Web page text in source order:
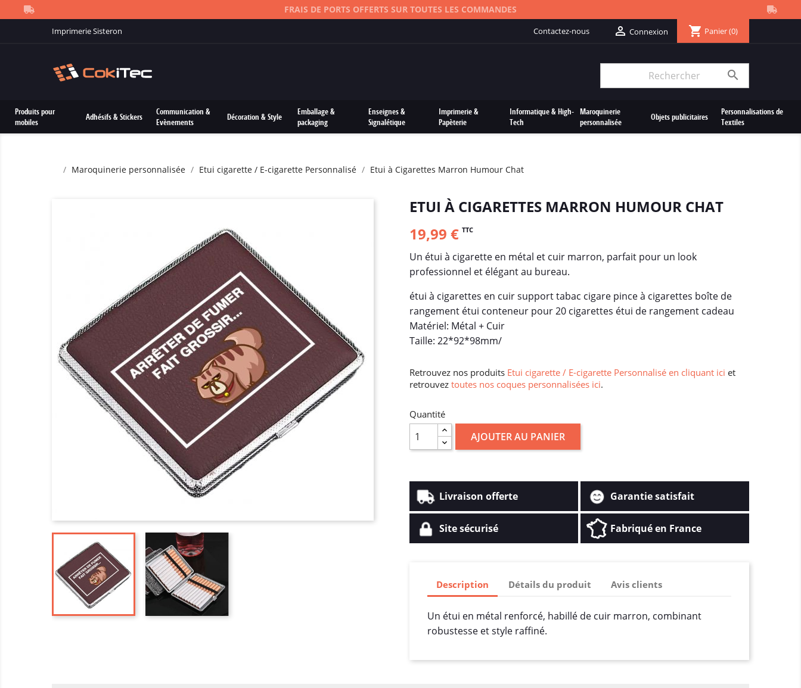
FRAIS DE PORTS OFFERTS SUR TOUTES LES COMMANDES
Imprimerie Sisteron Contactez-nous  Connexion shopping_cart Panier(0)

Produits pour
mobiles
Adhésifs & Stickers
Communication &
Evènements
Décoration & Style
Emballage &
packaging
Enseignes &
Signalétique
Imprimerie &
Papèterie
Informatique & High-
Tech
Maroquinerie
personnalisée
Objets publicitaires
Personnalisations de
Textiles
Maroquinerie personnalisée Etui cigarette / E-cigarette Personnalisé Etui à Cigarettes Marron Humour Chat
ETUI À CIGARETTES MARRON HUMOUR CHAT
19,99 € TTC
Un étui à cigarette en métal et cuir marron, parfait pour un look
professionnel et élégant au bureau.
étui à cigarettes en cuir support tabac cigare pince à cigarettes boîte de
rangement étui conteneur pour 20 cigarettes étui de rangement cadeau
Matériel: Métal + Cuir
Taille: 22*92*98mm/
Retrouvez nos produits Etui cigarette / E-cigarette Personnalisé en cliquant ici et
retrouvez toutes nos coques personnalisées ici.
Quantité
AJOUTER AU PANIER
Livraison offerte Garantie satisfait
Site sécurisé Fabriqué en France
Description Détails du produit Avis clients
Un étui en métal renforcé, habillé de cuir marron, combinant
robustesse et style raffiné.